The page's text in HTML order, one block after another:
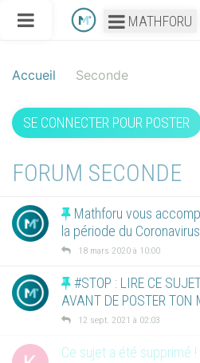
MATHFORU
Accueil Seconde
SE CONNECTER POUR POSTER
FORUM SECONDE
Mathforu vous
la période du Coronavirus
18 mars 2020 à 10:00
#STOP : LIRE CE
AVANT DE POSTER TON
12 sept. 2021 à 02:03
Ce sujet a été supprimé !